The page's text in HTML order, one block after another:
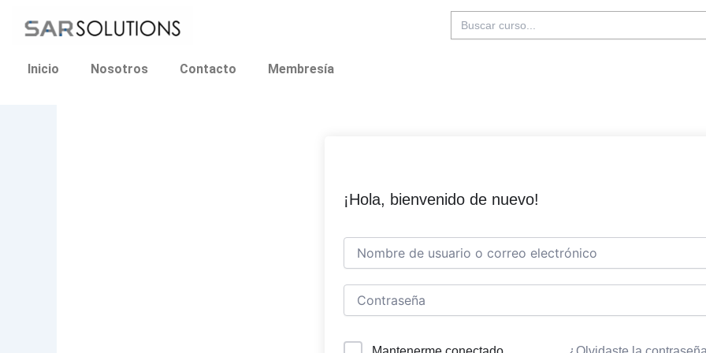
Buscar:
Inicio Nosotros Contacto Membresía
¡Hola, bienvenido de nuevo!